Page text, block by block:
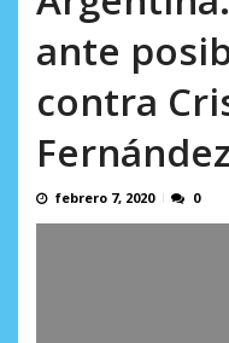
ante
contra
febrero 7, 2020 0